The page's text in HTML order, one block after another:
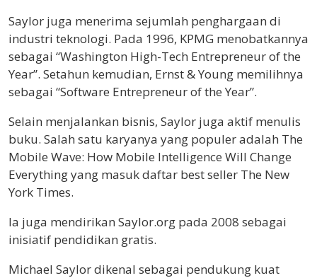
Saylor juga menerima sejumlah penghargaan di
industri teknologi. Pada 1996, KPMG menobatkannya
sebagai “Washington High-Tech Entrepreneur of the
Year”. Setahun kemudian, Ernst & Young memilihnya
sebagai “Software Entrepreneur of the Year”.
Selain menjalankan bisnis, Saylor juga aktif menulis
buku. Salah satu karyanya yang populer adalah The
Mobile Wave: How Mobile Intelligence Will Change
Everything yang masuk daftar best seller The New
York Times.
Ia juga mendirikan Saylor.org pada 2008 sebagai
inisiatif pendidikan gratis.
Michael Saylor dikenal sebagai pendukung kuat